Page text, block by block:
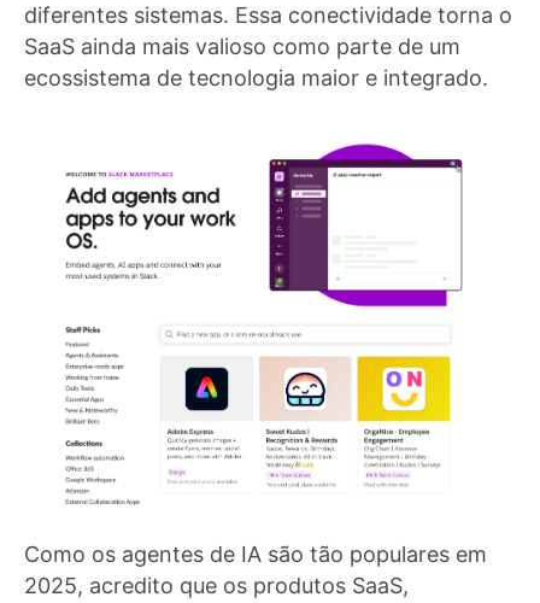
diferentes sistemas. Essa conectividade torna o
SaaS ainda mais valioso como parte de um
ecossistema de tecnologia maior e integrado.
Como os agentes de IA são tão populares em
2025, acredito que os produtos SaaS,